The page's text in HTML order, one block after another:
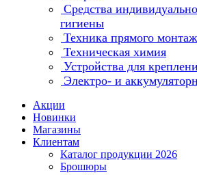
Средства
гигиены
Техника прямого
Техническая химия
Устройства для
Электро- и
Акции
Новинки
Магазины
Клиентам
Каталог продукции 2026
Брошюры